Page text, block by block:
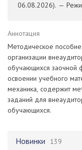
Новинки 139
06.08.2026). —
Аннотация
Методическое
организации
обучающихся заочной
освоении учебного
механика, содержит
заданий для
обучающихся.